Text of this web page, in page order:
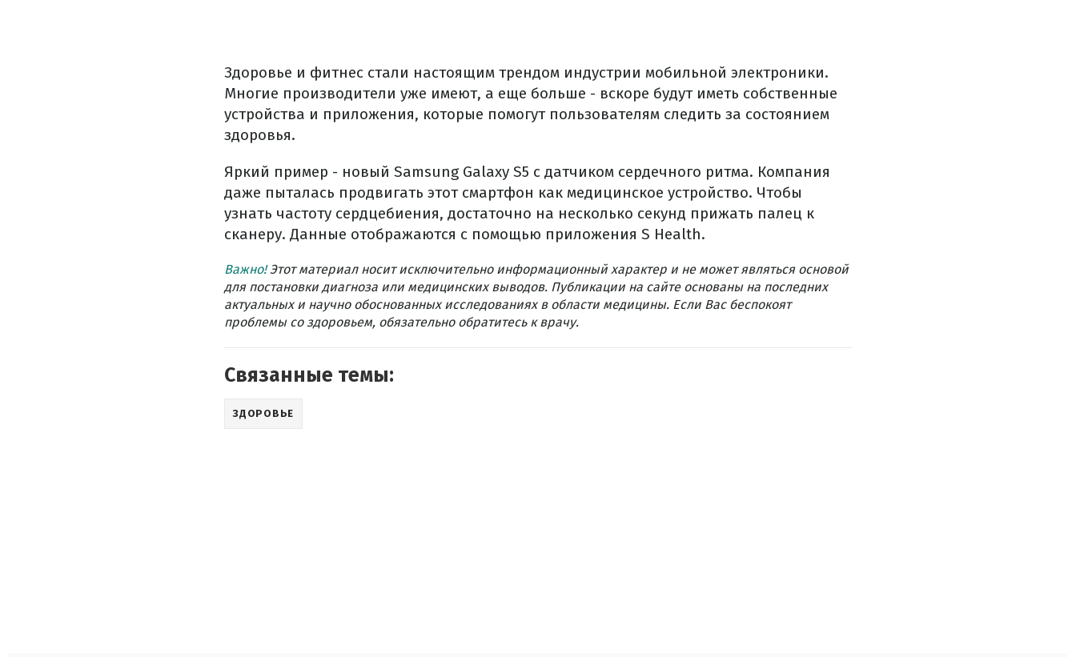
Здоровье и фитнес стали настоящим трендом индустрии мобильной электроники.
Многие производители уже имеют, а еще больше - вскоре будут иметь собственные
устройства и приложения, которые помогут пользователям следить за состоянием
здоровья.
Яркий пример - новый Samsung Galaxy S5 с датчиком сердечного ритма. Компания
даже пыталась продвигать этот смартфон как медицинское устройство. Чтобы
узнать частоту сердцебиения, достаточно на несколько секунд прижать палец к
сканеру. Данные отображаются с помощью приложения S Health.
Важно!Этот материал носит исключительно информационный характер и не может являться основой
для постановки диагноза или медицинских выводов. Публикации на сайте основаны на последних
актуальных и научно обоснованных исследованиях в области медицины. Если Вас беспокоят
проблемы со здоровьем, обязательно обратитесь к врачу.
Связанные темы:
ЗДОРОВЬЕ